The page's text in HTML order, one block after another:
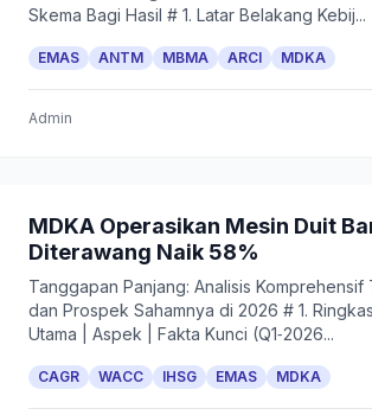
Skema Bagi Hasil # 1. Latar Belakang Kebij...
EMAS ANTM MBMA ARCI MDKA
Admin
MDKA Operasikan Mesin Duit
Diterawang Naik 58%
Tanggapan Panjang: Analisis Komprehensif
dan Prospek Sahamnya di 2026 # 1.
Utama | Aspek | Fakta Kunci (Q1‑2026...
CAGR WACC IHSG EMAS MDKA